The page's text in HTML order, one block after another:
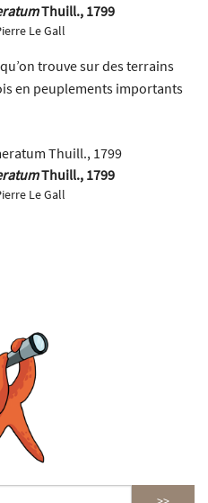
Thuill., 1799
Le Gall
trouve sur des terrains
en peuplements importants
Thuill., 1799
Le Gall